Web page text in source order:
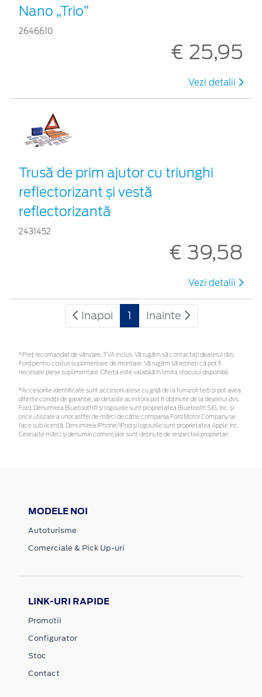
Nano „Trio”
2646610
€ 25,95
Vezi detalii
Trusă de prim ajutor cu triunghi
reflectorizant și vestă
reflectorizantă
2431452
€ 39,58
Vezi detalii
Inapoi 1 Inainte
*Preţ recomandat de vânzare, TVA inclus. Vă rugăm să contactaţi dealerul dvs.
Ford pentru costuri suplimentare de montare. Vă rugăm să rețineți că pot fi
necesare piese suplimentare. Oferta este valabilă în limita stocului disponibil.
*Accesoriile identificate sunt accesorii alese cu grijă de la furnizori terți și pot avea
diferite condiții de garanție, iar detaliile acestora pot fi obținute de la dealerul dvs.
Ford. Denumirea Bluetooth® și logourile sunt proprietatea Bluetooth SIG, Inc. și
orice utilizare a unor astfel de mărci de către compania Ford Motor Company se
face sub licență. Denumirea iPhone/iPod și logourile sunt proprietatea Apple Inc.
Celelalte mărci și denumiri comerciale sunt deținute de respectivii proprietari
MODELE NOI
Autoturisme
Comerciale & Pick Up-uri
LINK-URI RAPIDE
Promotii
Configurator
Stoc
Contact